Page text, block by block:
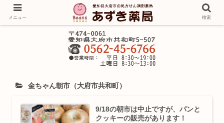
金ちゃん朝市（大府市共和町）
9/18の朝市は中止ですが、パンと
クッキーの販売があります！
メニュー 検索